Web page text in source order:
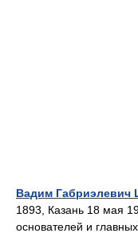
Вадим Габриэлевич
1893, Казань 18 мая
основателей и